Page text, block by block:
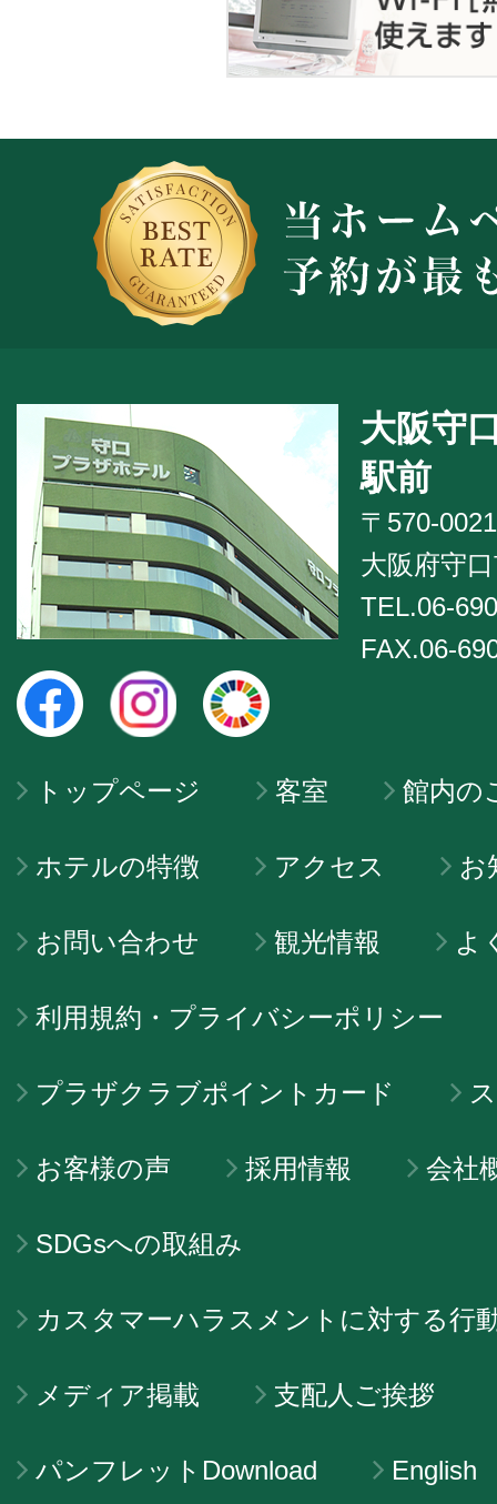
大阪守
駅前
〒570-0021
大阪府守
TEL.06-
FAX.06-
トップページ 客室 館内の
ホテルの特徴 アクセス お
お問い合わせ 観光情報 よ
利用規約・プライバシーポリシー
プラザクラブポイントカード
お客様の声 採用情報 会社
SDGsへの取組み
カスタマーハラスメントに対する行
メディア掲載 支配人ご挨拶
パンフレットDownload English